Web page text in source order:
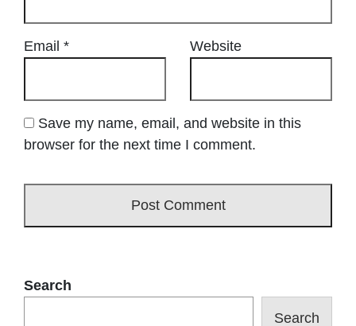
Email * Website
Save my name, email, and website in this
browser for the next time I comment.
Search
Search